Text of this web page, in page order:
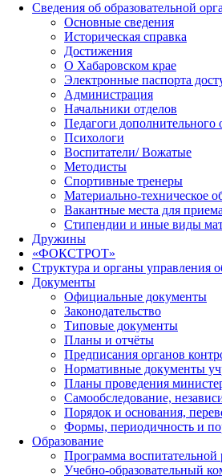
Сведения об образовательной
Основные сведения
Историческая справка
Достижения
О Хабаровском крае
Электронные паспорта
Администрация
Начальники отделов
Педагоги дополнительного
Психологи
Воспитатели/ Вожатые
Методисты
Спортивные тренеры
Материально-техническое
Вакантные места для
Стипендии и иные виды
Дружины
«ФОКСТРОТ»
Структура и органы управления
Документы
Официальные документы
Законодательство
Типовые документы
Планы и отчёты
Предписания органов
Нормативные документы
Планы проведения
Самообследование,
Порядок и основания,
Формы, периодичность и
Образование
Программа воспитательной
Учебно-образовательный